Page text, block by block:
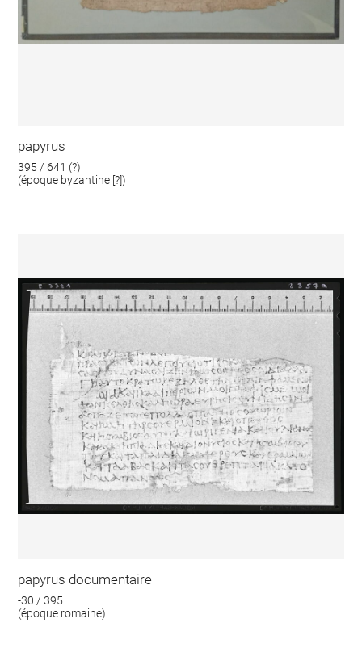
papyrus
395 / 641 (?)
(époque byzantine [?])
papyrus documentaire
-30 / 395
(époque romaine)